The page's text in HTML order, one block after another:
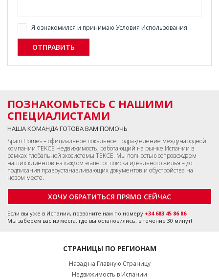
Я ознакомился и принимаю Условия Использования.
ОТПРАВИТЬ
ПОЗНАКОМЬТЕСЬ С НАШИМИ
СПЕЦИАЛИСТАМИ
НАША КОМАНДА ГОТОВА ВАМ ПОМОЧЬ
Spain Homes – официальное локальное подразделение международной
компании TEKCE Недвижимость, работающий на рынке Испании в
рамках глобальной экосистемы TEKCE. Мы полностью сопровождаем
наших клиентов на каждом этапе: от поиска идеального жилья – до
подписания правоустанавливающих документов и обустройства на
новом месте.
ХОЧУ ОБРАТИТЬСЯ ПРЯМО СЕЙЧАС
Если вы уже в Испании, позвоните нам по номеру +34 683 45 86 86
Мы заберем вас из места, где вы остановились, в течение 30 минут!
СТРАНИЦЫ ПО РЕГИОНАМ
Назад на Главную Страницу
Недвижимость в Испании